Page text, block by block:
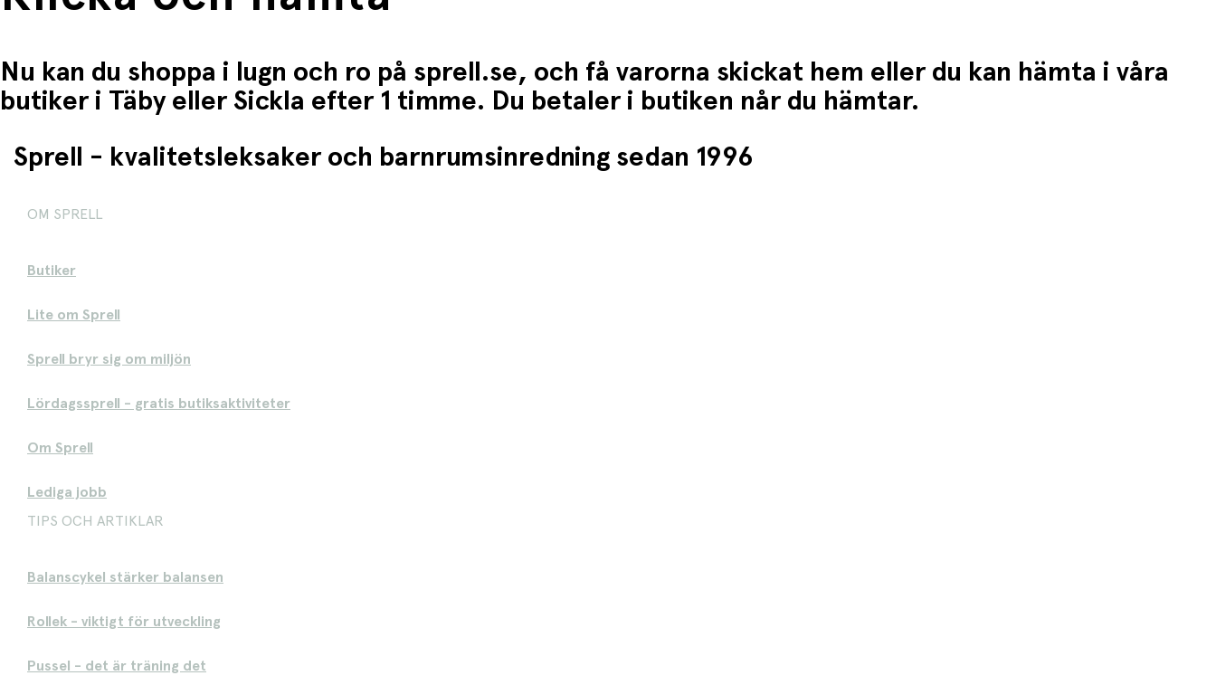
Nu kan du shoppa i lugn och ro på sprell.se, och få varorna skickat hem eller du kan hämta i våra
butiker i Täby eller Sickla efter 1 timme. Du betaler i butiken når du hämtar.
Sprell - kvalitetsleksaker och barnrumsinredning sedan 1996
OM SPRELL
Butiker
Lite om Sprell
Sprell bryr sig om miljön
Lördagssprell - gratis butiksaktiviteter
Om Sprell
Lediga jobb
TIPS OCH ARTIKLAR
Balanscykel stärker balansen
Rollek - viktigt för utveckling
Pussel - det är träning det